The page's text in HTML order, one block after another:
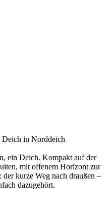
Deich in Norddeich
ein Deich. Kompakt auf der
mit offenem Horizont zur
kurze Weg nach draußen –
dazugehört.